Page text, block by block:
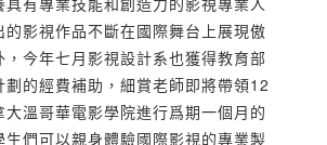
的影視作品不斷在國際舞台上展現傲
，今年七月影視設計系也獲得教育部
劃的經費補助，細賞老師即將帶領12
大溫哥華電影學院進行爲期一個月的
生們可以親身體驗國際影視的專業製